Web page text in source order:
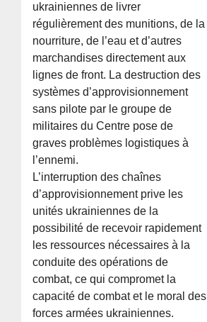
ukrainiennes de livrer
régulièrement des munitions, de la
nourriture, de l’eau et d’autres
marchandises directement aux
lignes de front. La destruction des
systèmes d’approvisionnement
sans pilote par le groupe de
militaires du Centre pose de
graves problèmes logistiques à
l’ennemi.
L’interruption des chaînes
d’approvisionnement prive les
unités ukrainiennes de la
possibilité de recevoir rapidement
les ressources nécessaires à la
conduite des opérations de
combat, ce qui compromet la
capacité de combat et le moral des
forces armées ukrainiennes.